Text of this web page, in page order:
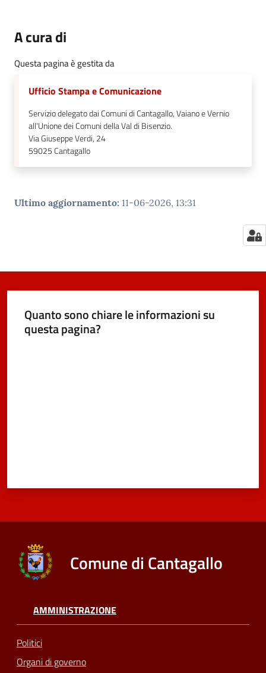
A cura di
Questa pagina è gestita da
Ufficio Stampa e Comunicazione
Servizio delegato dai Comuni di Cantagallo, Vaiano e Vernio
all'Unione dei Comuni della Val di Bisenzio.
Via Giuseppe Verdi, 24
59025Cantagallo
Ultimo aggiornamento: 11-06-2026, 13:31
Quanto sono chiare le informazioni su
questa pagina?
Comune di Cantagallo
AMMINISTRAZIONE
Politici
Organi di governo